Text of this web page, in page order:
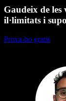
Gaudeix de les
il·limitats i
Prova-ho gratis